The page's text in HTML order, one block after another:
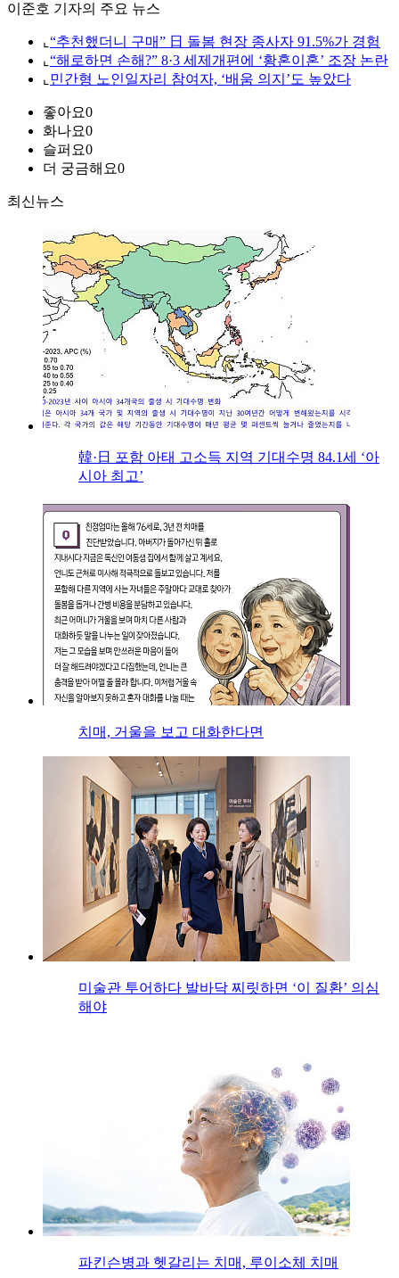
이준호 기자의 주요 뉴스
⌞ “추천했더니 구매” 日 돌봄 현장 종사자 91.5%가 경험
⌞ “해로하면 손해?” 8·3 세제개편에 ‘황혼이혼’ 조장 논란
⌞ 민간형 노인일자리 참여자, ‘배움 의지’도 높았다
좋아요0
화나요0
슬퍼요0
더 궁금해요0
최신뉴스
韓·日 포함 아태 고소득 지역 기대수명 84.1세 ‘아
시아 최고’
치매, 거울을 보고 대화한다면
미술관 투어하다 발바닥 찌릿하면 ‘이 질환’ 의심
해야
파킨슨병과 헷갈리는 치매, 루이소체 치매